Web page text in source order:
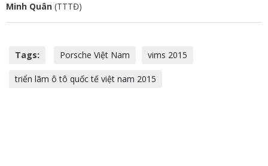
Minh Quân (TTTĐ)
Tags: Porsche Việt Nam vims 2015
triển lãm ô tô quốc tế việt nam 2015